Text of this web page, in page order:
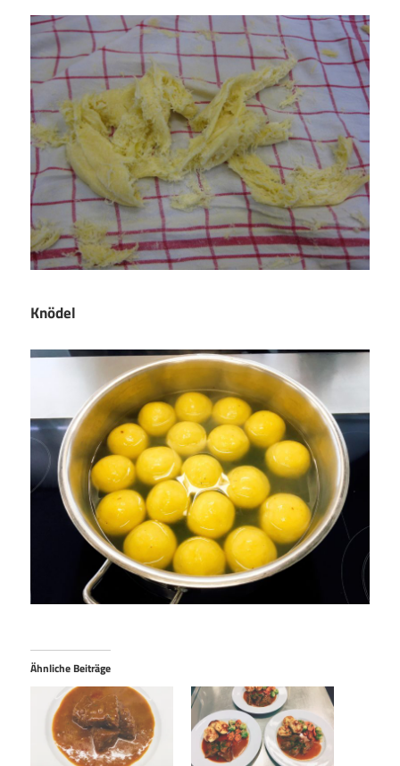
Knödel
Ähnliche Beiträge